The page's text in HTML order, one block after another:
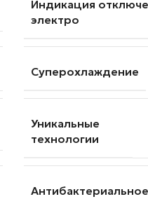
Индикация
электро
Суперохлаждение
Уникальные
технологии